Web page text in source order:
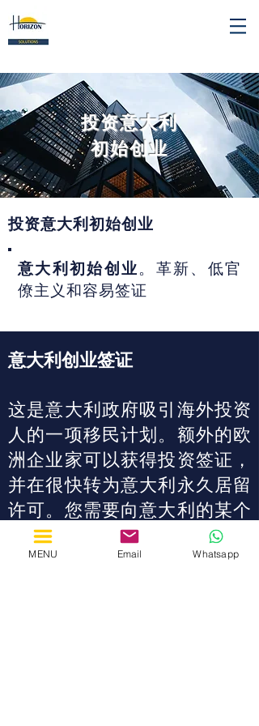
投资意大利
初始创业
投资意大利初始创业
意大利初始创业。革新、低官
僚主义和容易签证
意大利创业签证
这是意大利政府吸引海外投资
人的一项移民计划。额外的欧
洲企业家可以获得投资签证，
并在很快转为意大利永久居留
许可。您需要向意大利的某个
革新初创产业投资5万欧元。我
们帮助投资人锁定最佳的商业
MENU Email Whatsapp